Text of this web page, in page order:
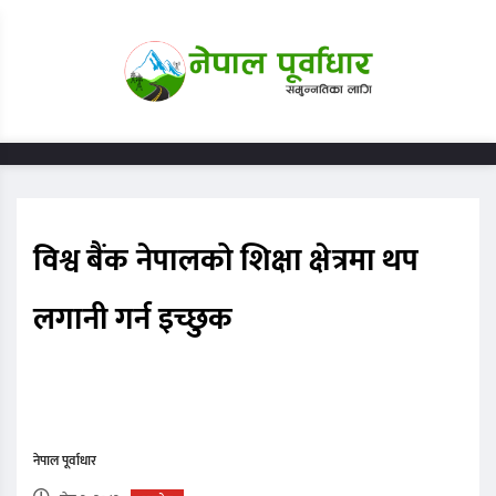
विश्व बैंक नेपालको शिक्षा क्षेत्रमा थप
लगानी गर्न इच्छुक
नेपाल पूर्वाधार